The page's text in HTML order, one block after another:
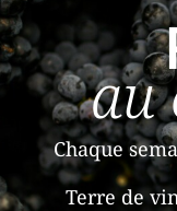
au
Chaque
Terre de